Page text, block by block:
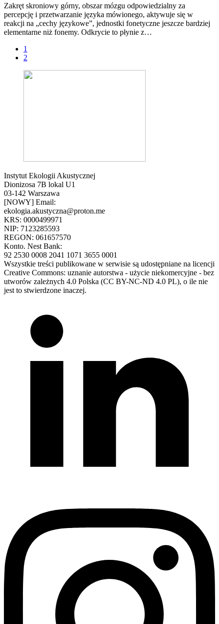
Zakręt skroniowy górny, obszar mózgu odpowiedzialny za
percepcję i przetwarzanie języka mówionego, aktywuje się w
reakcji na „cechy językowe”, jednostki fonetyczne jeszcze bardziej
elementarne niż fonemy. Odkrycie to płynie z…
1
2
Instytut Ekologii Akustycznej
Dionizosa 7B lokal U1
03-142 Warszawa
[NOWY] Email:
ekologia.akustyczna@proton.me
KRS: 0000499971
NIP: 7123285593
REGON: 061657570
Konto. Nest Bank:
92 2530 0008 2041 1071 3655 0001
Wszystkie treści publikowane w serwisie są udostępniane na licencji
Creative Commons: uznanie autorstwa - użycie niekomercyjne - bez
utworów zależnych 4.0 Polska (CC BY-NC-ND 4.0 PL), o ile nie
jest to stwierdzone inaczej.